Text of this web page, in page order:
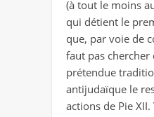
(à tout le moins
qui détient le
que, par voie de
faut pas chercher
prétendue
antijudaïque le
actions de Pie XII.